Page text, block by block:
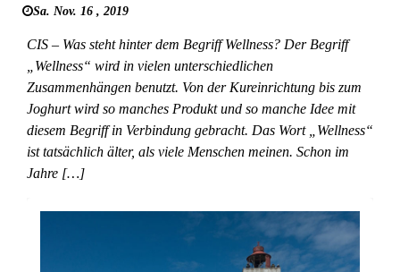
Sa. Nov. 16 , 2019
CIS – Was steht hinter dem Begriff Wellness? Der Begriff
„Wellness“ wird in vielen unterschiedlichen
Zusammenhängen benutzt. Von der Kureinrichtung bis zum
Joghurt wird so manches Produkt und so manche Idee mit
diesem Begriff in Verbindung gebracht. Das Wort „Wellness“
ist tatsächlich älter, als viele Menschen meinen. Schon im
Jahre […]